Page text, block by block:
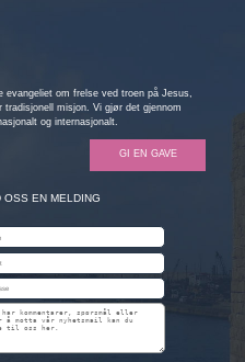
om frelse ved troen på Jesus,
misjon. Vi gjør det gjennom
og internasjonalt.
GI EN GAVE
OSS EN MELDING